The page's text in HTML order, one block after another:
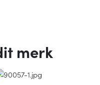
merk